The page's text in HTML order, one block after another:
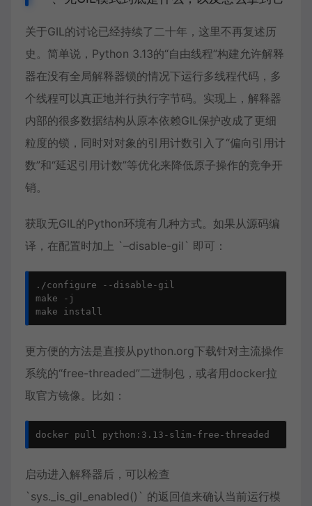
关于GIL的讨论已经持续了二十年，这里不再复述历
史。简单说，Python 3.13的“自由线程”构建允许解释
器在没有全局解释器锁的情况下运行多线程代码，多
个线程可以真正地并行执行字节码。实现上，解释器
内部的很多数据结构从原本依赖GIL保护改成了更细
粒度的锁，同时对对象的引用计数引入了“偏向引用计
数”和“延迟引用计数”等优化来降低原子操作的竞争开
销。
获取无GIL的Python环境有几种方式。如果从源码编
译，在配置时加上 `–disable-gil` 即可：
./configure --disable-gil
make -j
make install
更方便的方法是直接从python.org下载针对主流操作
系统的“free-threaded”二进制包，或者用docker拉
取官方镜像。比如：
docker pull python:3.13-slim-free-threaded
启动进入解释器后，可以检查
`sys._is_gil_enabled()` 的返回值来确认当前运行模